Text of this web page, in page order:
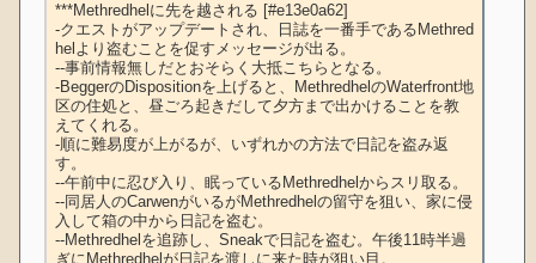
***Methredhelに先を越される [#e13e0a62]
-クエストがアップデートされ、日誌を一番手であるMethred
helより盗むことを促すメッセージが出る。
--事前情報無しだとおそらく大抵こちらとなる。
-BeggerのDispositionを上げると、MethredhelのWaterfront地
区の住処と、昼ごろ起きだして夕方まで出かけることを教
えてくれる。
-順に難易度が上がるが、いずれかの方法で日記を盗み返
す。
--午前中に忍び入り、眠っているMethredhelからスリ取る。
--同居人のCarwenがいるがMethredhelの留守を狙い、家に侵
入して箱の中から日記を盗む。
--Methredhelを追跡し、Sneakで日記を盗む。午後11時半過
ぎにMethredhelが日記を渡しに来た時が狙い目。